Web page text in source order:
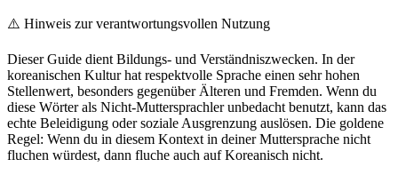
⚠️ Hinweis zur verantwortungsvollen Nutzung
Dieser Guide dient Bildungs- und Verständniszwecken. In der
koreanischen Kultur hat respektvolle Sprache einen sehr hohen
Stellenwert, besonders gegenüber Älteren und Fremden. Wenn du
diese Wörter als Nicht-Muttersprachler unbedacht benutzt, kann das
echte Beleidigung oder soziale Ausgrenzung auslösen. Die goldene
Regel: Wenn du in diesem Kontext in deiner Muttersprache nicht
fluchen würdest, dann fluche auch auf Koreanisch nicht.